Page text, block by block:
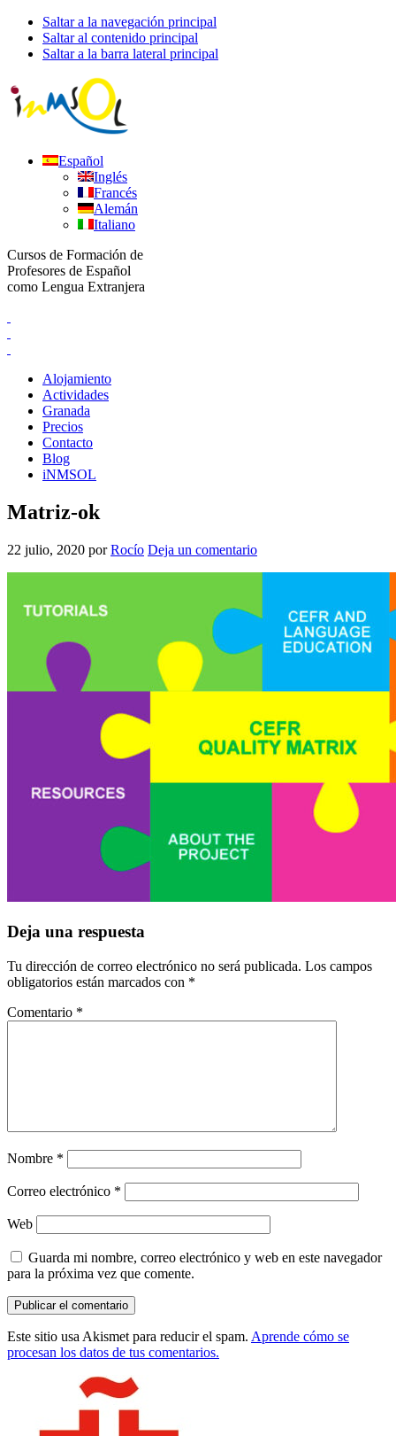
Saltar a la navegación principal
Saltar al contenido principal
Saltar a la barra lateral principal
Español
Inglés
Francés
Alemán
Italiano
Cursos de Formación de
Profesores de Español
como Lengua Extranjera
Alojamiento
Actividades
Granada
Precios
Contacto
Blog
iNMSOL
Matriz-ok
22 julio, 2020 porRocío Deja un comentario
Interacciones
los
lectores
Deja una respuesta
Tu dirección de correo electrónico no será publicada. Los campos
obligatorios están marcados con *
Comentario *
Nombre *
Correo electrónico *
Web
Guarda mi nombre, correo electrónico y web en este navegador
para la próxima vez que comente.
Este sitio usa Akismet para reducir el spam. Aprende cómo se
procesan los datos de tus comentarios.